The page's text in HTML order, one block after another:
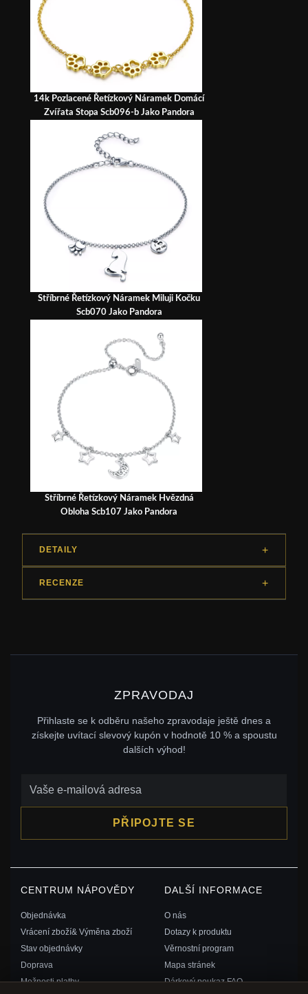
14k Pozlacené Řetízkový Náramek Domácí
Zvířata Stopa Scb096-b Jako Pandora
Stříbrné Řetízkový Náramek Miluji Kočku
Scb070 Jako Pandora
Stříbrné Řetízkový Náramek Hvězdná
Obloha Scb107 Jako Pandora
DETAILY
RECENZE
ZPRAVODAJ
Přihlaste se k odběru našeho zpravodaje ještě dnes a
získejte uvítací slevový kupón v hodnotě 10 % a spoustu
dalších výhod!
PŘIPOJTE SE
CENTRUM NÁPOVĚDY
Objednávka
Vrácení zboží& Výměna zboží
Stav objednávky
Doprava
Možnosti platby
DALŠÍ INFORMACE
O nás
Dotazy k produktu
Věrnostní program
Mapa stránek
Dárkový poukaz FAQ